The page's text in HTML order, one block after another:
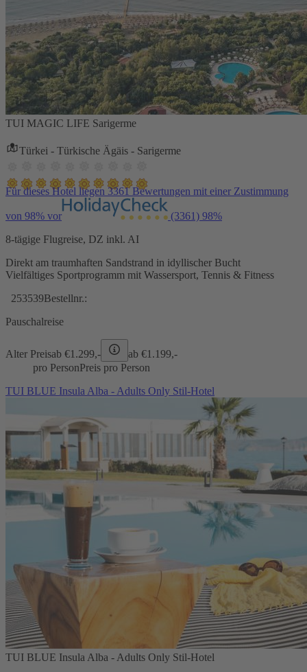
TUI MAGIC LIFE Sarigerme
Türkei - Türkische Ägäis - Sarigerme
Für dieses Hotel liegen 3361 Bewertungen mit einer Zustimmung
von 98% vor (3361) 98%
8-tägige Flugreise, DZ inkl. AI
Direkt am traumhaften Sandstrand in idyllischer Bucht
Vielfältiges Sportprogramm mit Wassersport, Tennis & Fitness
253539Bestellnr.:
Pauschalreise
Alter Preisab €1.299,- ab €1.199,-
pro PersonPreis pro Person
TUI BLUE Insula Alba - Adults Only Stil-Hotel
TUI BLUE Insula Alba - Adults Only Stil-Hotel